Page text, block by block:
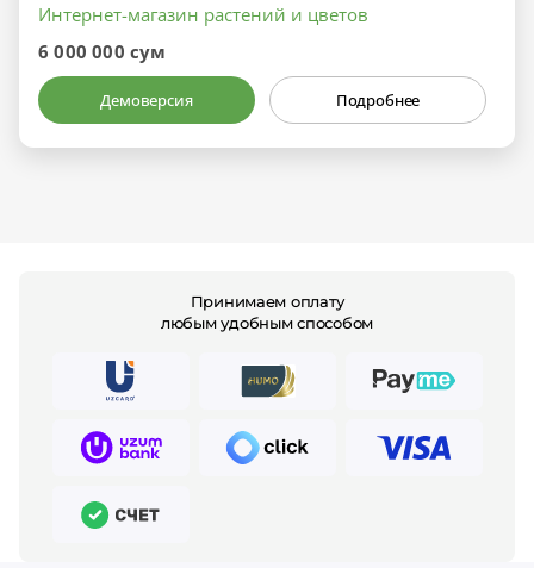
Интернет-магазин растений и цветов
6 000 000 сум
Демоверсия Подробнее
Принимаем оплату
любым удобным способом